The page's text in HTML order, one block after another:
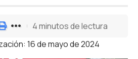
16 de mayo de 2024
4 minutos de lectura